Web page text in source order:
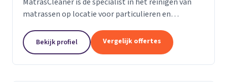
matrassen op locatie voor particulieren en
desinfectie van de matrassen wordt alle vervuiling...
Bekijk profiel Vergelijk offertes